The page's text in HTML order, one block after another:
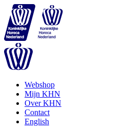
Webshop
Mijn KHN
Over KHN
Contact
English